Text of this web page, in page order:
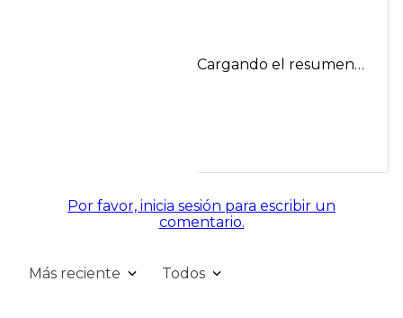
Cargando el resumen…
Por favor, inicia sesión para escribir un
comentario.
Más reciente Todos